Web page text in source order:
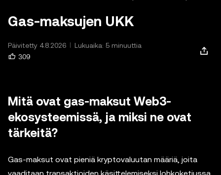
Gas-maksujen UKK
Päivitetty 4.8.2026
Lukuaika: 5 minuuttia
309
Mitä ovat gas-maksut Web3-
ekosysteemissä, ja miksi ne ovat
tärkeitä?
Gas-maksut ovat pieniä kryptovaluutan määriä, joita